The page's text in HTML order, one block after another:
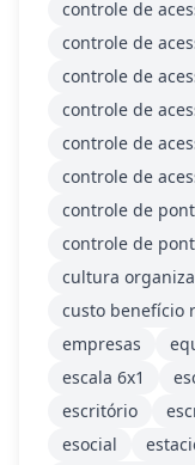
controle de
controle de
controle de
controle de
controle de
controle de
controle de
controle de
cultura
custo benefício
empresas
escala 6x1
escritório
esocial